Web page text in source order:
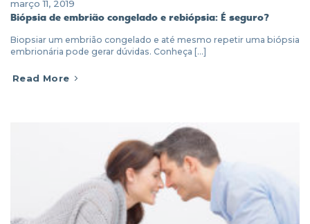
março 11, 2019
Biópsia de embrião congelado e rebiópsia: É seguro?
Biopsiar um embrião congelado e até mesmo repetir uma biópsia
embrionária pode gerar dúvidas. Conheça [...]
Read More